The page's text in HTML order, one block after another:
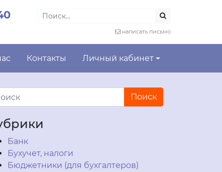
написать письмо
Контакты Личный кабинет
Банк
Бухучет, налоги
Бюджетники (для бухгалтеров)